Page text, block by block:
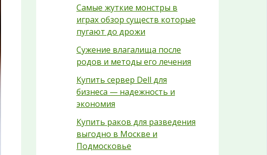
Самые жуткие монстры в
играх обзор существ которые
пугают до дрожи
Сужение влагалища после
родов и методы его лечения
Купить сервер Dell для
бизнеса — надежность и
экономия
Купить раков для разведения
выгодно в Москве и
Подмосковье